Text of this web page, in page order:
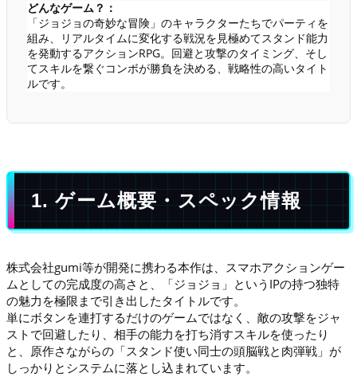
どんなゲーム？：
「ジョジョの奇妙な冒険」のキャラクターたちでパーティを
組み、リアルタイムに変化する戦況を見極めてスタンド能力
を発動するアクションRPG。回避と攻撃のタイミング、そし
てスキルを繋ぐコンボが勝負を決める、戦略性の高いタイト
ルです。
1. ゲーム概要・スペック情報
株式会社gumi等が開発に携わる本作は、スマホアクションゲー
ムとしての完成度の高さと、「ジョジョ」というIPの持つ独特
の魅力を極限まで引き出したタイトルです。
単にボタンを連打するだけのゲームではなく、敵の攻撃をジャ
ストで回避したり、相手の能力を打ち消すスキルを使ったり
と、原作さながらの「スタンド使い同士の頭脳戦と肉弾戦」が
しっかりとシステムに落とし込まれています。